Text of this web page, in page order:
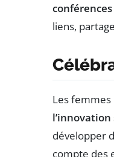
conférences
liens,
Les femmes
l’innovation
développer
compte des